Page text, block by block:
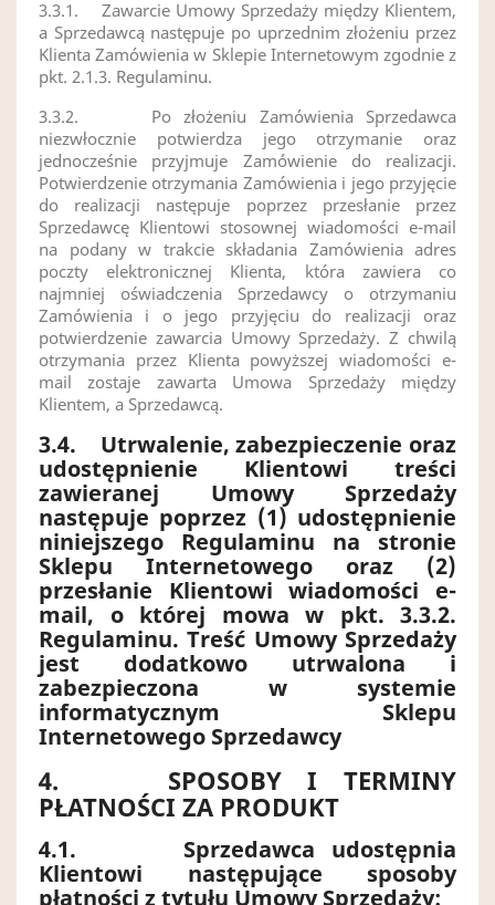
3.3.1.
Zawarcie Umowy Sprzedaży między Klientem,
a Sprzedawcą następuje po uprzednim złożeniu przez
Klienta Zamówienia w Sklepie Internetowym zgodnie z
pkt. 2.1.3. Regulaminu.
3.3.2.
Po złożeniu Zamówienia Sprzedawca
niezwłocznie potwierdza jego otrzymanie oraz
jednocześnie przyjmuje Zamówienie do realizacji.
Potwierdzenie otrzymania Zamówienia i jego przyjęcie
do realizacji następuje poprzez przesłanie przez
Sprzedawcę Klientowi stosownej wiadomości e-mail
na podany w trakcie składania Zamówienia adres
poczty elektronicznej Klienta, która zawiera co
najmniej oświadczenia Sprzedawcy o otrzymaniu
Zamówienia i o jego przyjęciu do realizacji oraz
potwierdzenie zawarcia Umowy Sprzedaży. Z chwilą
otrzymania przez Klienta powyższej wiadomości e-
mail zostaje zawarta Umowa Sprzedaży między
Klientem, a Sprzedawcą.
3.4.
Utrwalenie, zabezpieczenie oraz
udostępnienie Klientowi treści
zawieranej Umowy Sprzedaży
następuje poprzez (1) udostępnienie
niniejszego Regulaminu na stronie
Sklepu Internetowego oraz (2)
przesłanie Klientowi wiadomości e-
mail, o której mowa w pkt. 3.3.2.
Regulaminu. Treść Umowy Sprzedaży
jest dodatkowo utrwalona i
zabezpieczona w systemie
informatycznym Sklepu
Internetowego Sprzedawcy
4.
SPOSOBY I TERMINY
PŁATNOŚCI ZA PRODUKT
4.1.
Sprzedawca udostępnia
Klientowi następujące sposoby
płatności z tytułu Umowy Sprzedaży: